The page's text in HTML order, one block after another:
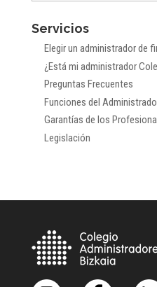
meses
Servicios
Elegir un administrador de
¿Está mi administrador
Preguntas Frecuentes
Funciones del
Garantías de los
Legislación